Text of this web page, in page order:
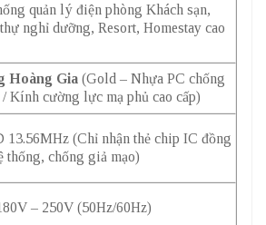
quản lý điện phòng Khách sạn,
nghỉ dưỡng, Resort, Homestay cao
Hoàng Gia(Gold – Nhựa PC chống
/ Kính cường lực mạ phủ cao cấp)
13.56MHz (Chỉ nhận thẻ chip IC đồng
thống, chống giả mạo)
– 250V (50Hz/60Hz)